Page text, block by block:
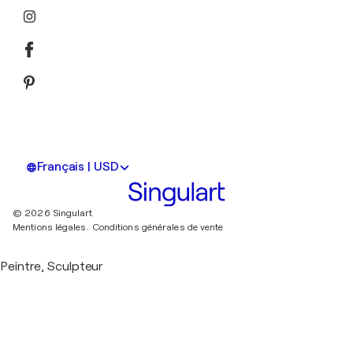
Français | USD
© 2026 Singulart
Mentions légales. Conditions générales de vente
Peintre, Sculpteur